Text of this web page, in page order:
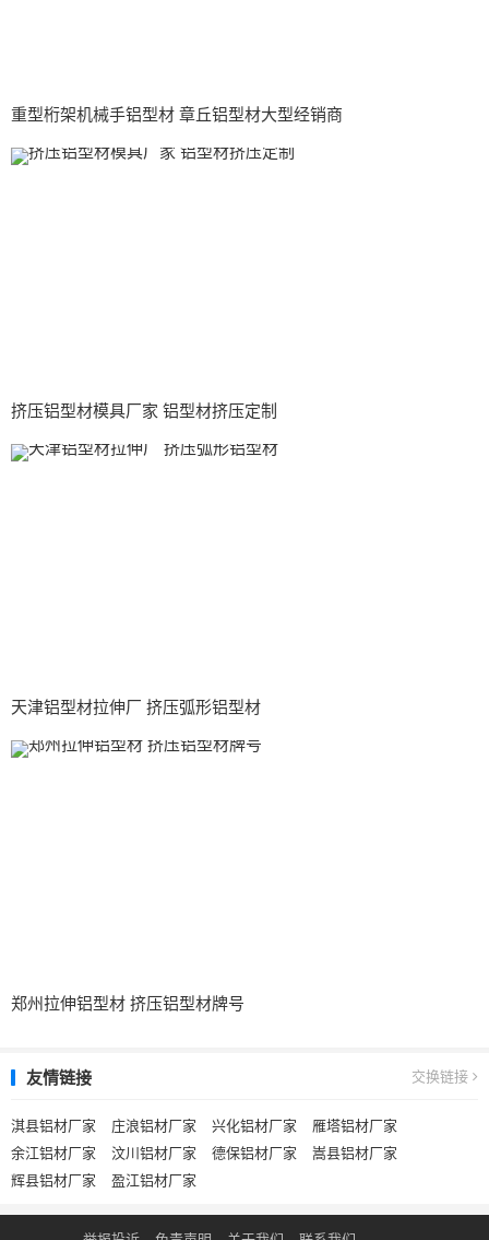
重型桁架机械手铝型材 章丘铝型材大型经销商
挤压铝型材模具厂家 铝型材挤压定制
天津铝型材拉伸厂 挤压弧形铝型材
郑州拉伸铝型材 挤压铝型材牌号
友情链接 交换链接
淇县铝材厂家 庄浪铝材厂家 兴化铝材厂家
雁塔铝材厂家
余江铝材厂家
汶川铝材厂家 德保铝材厂家
嵩县铝材厂家
辉县铝材厂家
盈江铝材厂家